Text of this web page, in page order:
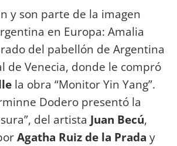
y son parte de la imagen
en Europa: Amalia
del pabellón de Argentina
de Venecia, donde le compró
la obra “Monitor Yin Yang”.
Dodero presentó la
del artista Juan Becú,
Agatha Ruiz de la Prada y